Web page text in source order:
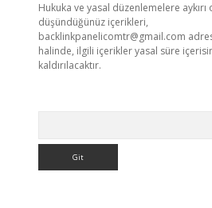
Hukuka ve yasal düzenlemelere aykırı
düşündüğünüz içerikleri,
backlinkpanelicomtr@gmail.com
halinde, ilgili içerikler yasal süre
kaldırılacaktır.